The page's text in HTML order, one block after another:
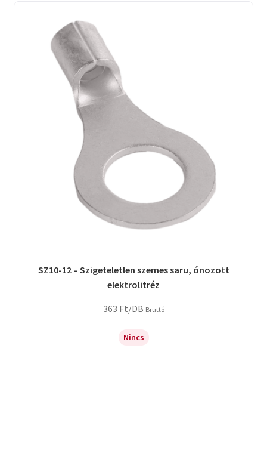
SZ10-12 – Szigeteletlen szemes saru, ónozott
elektrolitréz
363 Ft/DB Bruttó
Nincs